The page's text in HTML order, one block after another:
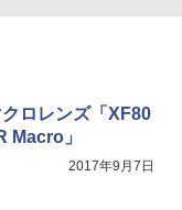
ロレンズ「XF80
Macro」
2017年9月7日